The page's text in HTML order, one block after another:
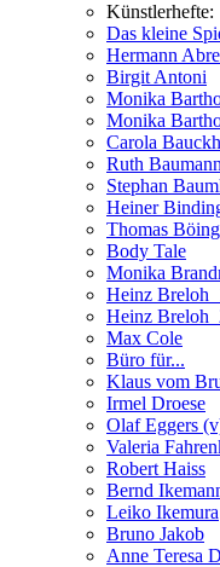
Künstlerhefte:
Das kleine
Hermann
Birgit Antoni
Monika
Monika
Carola
Ruth Baumann
Stephan
Heiner
Thomas Böing
Body Tale
Monika
Heinz
Heinz
Max Cole
Büro für...
Klaus vom
Irmel Droese
Olaf Eggers
Valeria
Robert Haiss
Bernd
Leiko Ikemura
Bruno Jakob
Anne Teresa